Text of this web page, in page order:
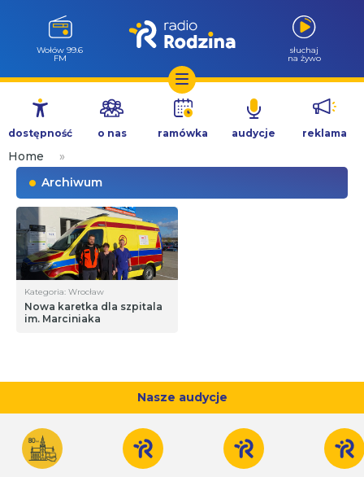
Przejdź
treści
Wołów 99.6
FM
słuchaj
na żywo
dostępność o nas ramówka audycje reklama
Home
»
Archiwum
Kategoria: Wrocław
Nowa karetka dla szpitala
im. Marciniaka
Nasze audycje